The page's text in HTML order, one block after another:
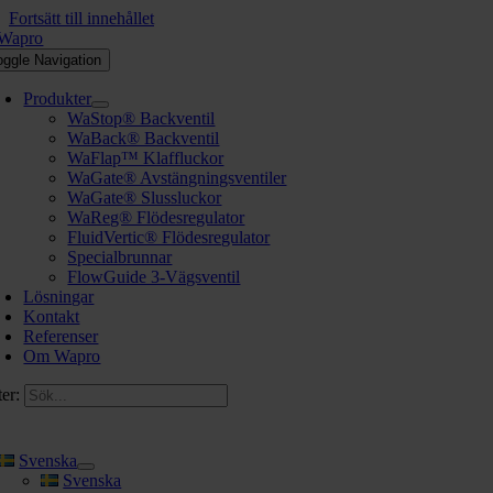
Fortsätt till innehållet
Navigation
Produkter
WaStop® Backventil
WaBack® Backventil
WaFlap™ Klaffluckor
WaGate® Avstängningsventiler
WaGate® Slussluckor
WaReg® Flödesregulator
FluidVertic® Flödesregulator
Specialbrunnar
FlowGuide 3-Vägsventil
Lösningar
Kontakt
Referenser
Om Wapro
Svenska
Svenska